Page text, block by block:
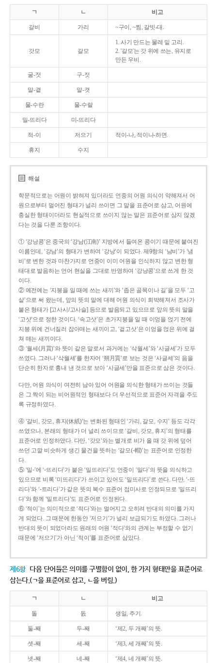
ㄱ ㄴ 비고
갈비 가리 ~구이, ~찜, 갈빗-대.
갓모 갈모
1. 사기 만드는 물레 밑 고리.
2. '갈모'는 갓 위에 쓰는, 유지로
만든 우비.
굴-젓 구-젓
말-곁 말-겻
물-수란 물-수랄
밀-뜨리다 미-뜨리다
적-이 저으기 적이-나, 적이나-하면.
휴지 수지
해설
학문적으로는 어원이 밝혀져 있더라도 언중의 어원 의식이 약해져서 어
원으로부터 멀어진 형태가 널리 쓰이면 그 말을 표준어로 삼고, 어원에
충실한 형태이더라도 현실적으로 쓰이지 않는 말은 표준어로 삼지 않겠
다는 것을 다룬 조항이다.
① ‘강낭콩’은 중국의 ‘강남(江南)’ 지방에서 들여온 콩이기 때문에 붙여진
이름인데, ‘강남’의 형태가 변하여 ‘강낭’이 되었다. 제9항의 ‘남비’가 ‘냄
비’로 변한 것과 마찬가지로 언중이 이미 어원을 인식하지 않고 변한 형
태대로 발음하는 언어 현실을 그대로 반영하여 ‘강낭콩’으로 쓰게 한 것
이다.
② 예전에는 ‘지붕을 일 때에 쓰는 새끼’와 ‘좁은 골목이나 길’을 모두 ‘고
샅’으로 써 왔는데, 앞의 뜻의 말에 대해 어원 의식이 희박해져서 조사가
붙은 형태가 [고사시/고사슬] 등으로 발음되고 있으므로 앞의 뜻의 말을
‘고삿’으로 정한 것이다. ‘속고삿’은 초가지붕을 일 때 이엉을 얹기 전에
지붕 위에 건너질러 잡아매는 새끼이고, ‘겉고삿’은 이엉을 얹은 위에 걸
쳐 매는 새끼이다.
③ ‘월세(月貰)’와 뜻이 같은 말로서 과거에는 ‘삭월세’와 ‘사글세’가 모두
쓰였다. 그러나 ‘삭월세’를 한자어 ‘朔月貰’로 보는 것은 ‘사글세’의 음을
단순히 한자로 흉내 낸 것으로 보아 ‘사글세’만을 표준으로 삼은 것이다.
다만, 어원 의식이 여전히 남아 있어 어원을 의식한 형태가 쓰이는 것들
은 그 짝이 되는 비어원적인 형태보다 더 우선적으로 표준어 자격을 주도
록 규정하였다.
④ ‘갈비, 갓모, 휴지(休紙)’는 변화된 형태인 ‘가리, 갈모, 수지’ 등도 각각
쓰였으나, 본래의 형태가 더 널리 쓰이므로 ‘갈비, 갓모, 휴지’의 형태를
표준어로 인정하였다. 다만, ‘갓모’와는 별개로 비가 올 때 갓 위에 덮어
쓰던 고깔 비슷하게 생긴 물건을 뜻하는 ‘갈모(-帽)’는 표준어로 인정한
다.
⑤ ‘밀-’에 ‘-뜨리다’가 붙은 ‘밀뜨리다’도 언중이 ‘밀다’의 뜻을 의식하고
있으므로 비록 ‘미뜨리다’가 쓰이고 있어도 ‘밀뜨리다’로 쓴다. 다만, ‘-뜨
리다’와 ‘-트리다’가 같은 뜻의 복수 표준어 접미사로 인정되므로 ‘밀뜨리
다’와 함께 ‘밀트리다’도 표준어로 인정된다.
⑥ ‘적이’는 의미적으로 ‘적다’와는 멀어지고 오히려 반대의 의미를 가지
게 되었다. 그 때문에 한동안 ‘저으기’가 널리 보급되기도 하였다. 그러나
반대의 뜻이 되었더라도 원래의 어원 ‘적다’와의 관계는 부정할 수 없기
때문에 ‘저으기’가 아닌 ‘적이’를 표준어로 삼았다.
제6항 다음 단어들은 의미를 구별함이 없이, 한 가지 형태만을 표준어로
삼는다.(ㄱ을 표준어로 삼고, ㄴ을 버림.)
ㄱ ㄴ 비고
돌 돐 생일, 주기.
둘-째 두-째 ‘제2, 두 개째’의 뜻.
셋-째 세-째 ‘제3, 세 개째’의 뜻.
넷-째 네-째 ‘제4, 네 개째’의 뜻.